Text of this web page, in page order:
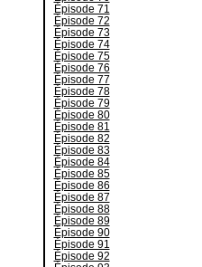
Épisode 71
Épisode 72
Épisode 73
Épisode 74
Épisode 75
Épisode 76
Épisode 77
Épisode 78
Épisode 79
Épisode 80
Épisode 81
Épisode 82
Épisode 83
Épisode 84
Épisode 85
Épisode 86
Épisode 87
Épisode 88
Épisode 89
Épisode 90
Épisode 91
Épisode 92